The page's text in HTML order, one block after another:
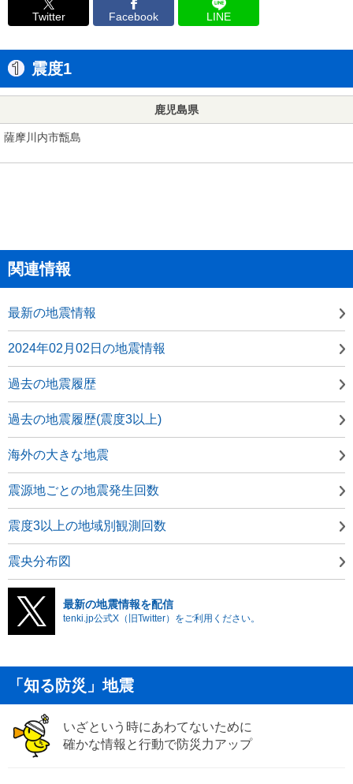
Twitter Facebook LINE
震度1
鹿児島県
薩摩川内市甑島
関連情報
最新の地震情報
2024年02月02日の地震情報
過去の地震履歴
過去の地震履歴(震度3以上)
海外の大きな地震
震源地ごとの地震発生回数
震度3以上の地域別観測回数
震央分布図
最新の地震情報を配信
tenki.jp公式X（旧Twitter）をご利用ください。
「知る防災」地震
いざという時にあわてないために
確かな情報と行動で防災力アップ